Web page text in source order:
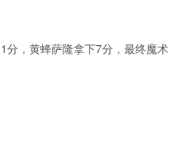
分，黄蜂萨隆拿下7分，最终魔术